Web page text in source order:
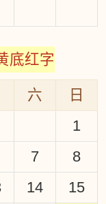
底红字
六
日
1
7
8
14
15